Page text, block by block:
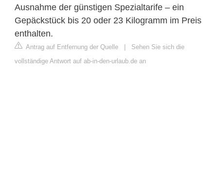
Ausnahme der günstigen Spezialtarife – ein
Gepäckstück bis 20 oder 23 Kilogramm im Preis
enthalten.
Antrag auf Entfernung der Quelle
Sehen Sie sich die
vollständige Antwort auf ab-in-den-urlaub.de an